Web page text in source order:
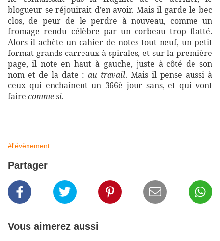
blogueur se réjouirait d’en avoir. Mais il garde le bec
clos, de peur de le perdre à nouveau, comme un
fromage rendu célèbre par un corbeau trop flatté.
Alors il achète un cahier de notes tout neuf, un petit
format grands carreaux à spirales, et sur la première
page, il note en haut à gauche, juste à côté de son
nom et de la date : au travail. Mais il pense aussi à
ceux qui enchaînent un 366è jour sans, et qui vont
faire comme si.
#l'évènement
Partager
Vous aimerez aussi